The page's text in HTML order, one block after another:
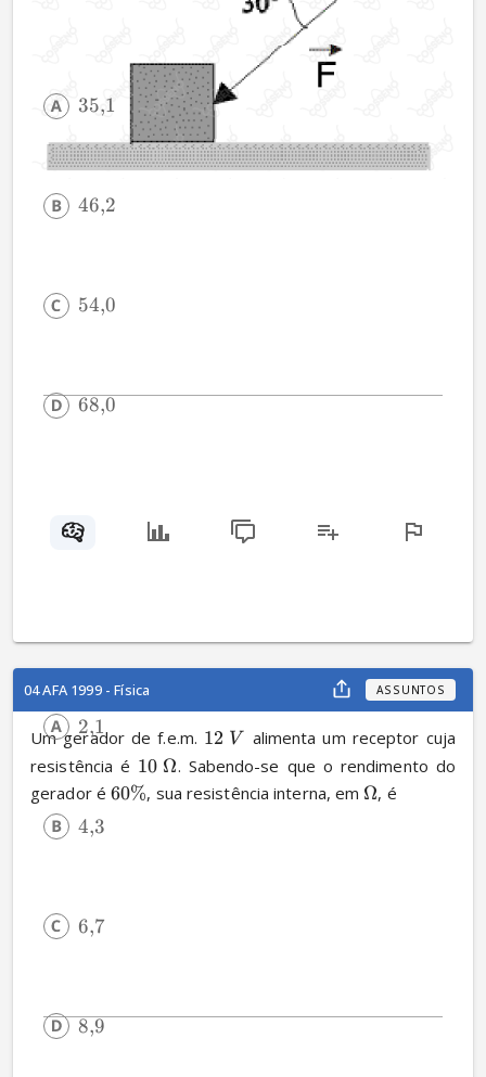
35,1
46,2
54,0
68,0
04 AFA 1999 - Física ASSUNTOS
Um gerador de f.e.m. 12 V
alimenta um receptor cuja
resistência é 10 Ω. Sabendo-se que o rendimento do
gerador é 60%, sua resistência interna, em Ω, é
2,1
4,3
6,7
8,9